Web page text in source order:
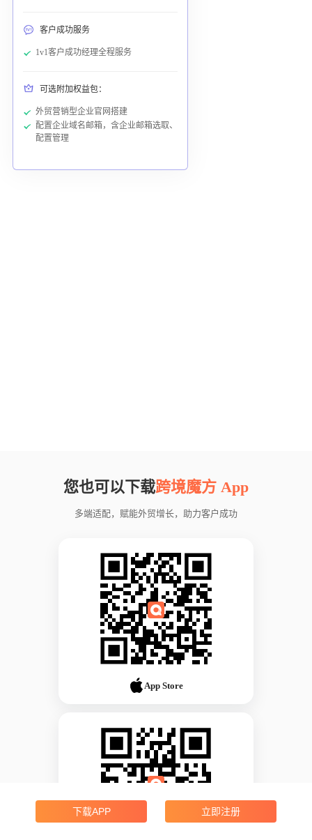
客户成功服务
1v1客户成功经理全程服务
可选附加权益包：
外贸营销型企业官网搭建
配置企业域名邮箱，含企业邮箱选取、
配置管理
您也可以下载跨境魔方 App
多端适配，赋能外贸增长，助力客户成功
App Store
下载APP 立即注册